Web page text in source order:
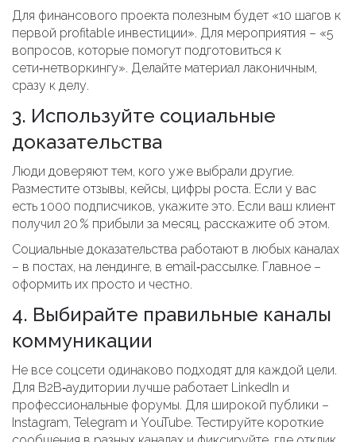
Для финансового проекта полезным будет «10 шагов к
первой profitable инвестиции». Для мероприятия – «5
вопросов, которые помогут подготовиться к
сети‑нетворкингу». Делайте материал лаконичным,
сразу к делу.
3. Используйте социальные
доказательства
Люди доверяют тем, кого уже выбрали другие.
Разместите отзывы, кейсы, цифры роста. Если у вас
есть 1 000 подписчиков, укажите это. Если ваш клиент
получил 20 % прибыли за месяц, расскажите об этом.
Социальные доказательства работают в любых каналах
– в постах, на лендинге, в email‑рассылке. Главное –
оформить их просто и честно.
4. Выбирайте правильные каналы
коммуникации
Не все соцсети одинаково подходят для каждой цели.
Для B2B‑аудитории лучше работает LinkedIn и
профессиональные форумы. Для широкой публики –
Instagram, Telegram и YouTube. Тестируйте короткие